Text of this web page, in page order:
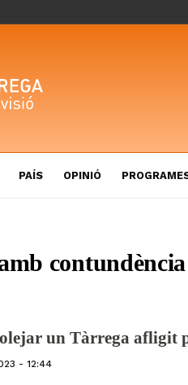
PAÍS OPINIÓ
un Tàrrega afligit
- 12:44